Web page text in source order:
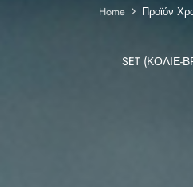
Home Προϊόν
SET (ΚΟΛΙΈ-